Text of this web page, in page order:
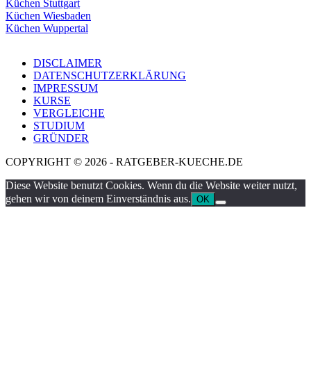
Küchen Stuttgart
Küchen Wiesbaden
Küchen Wuppertal
DISCLAIMER
DATENSCHUTZERKLÄRUNG
IMPRESSUM
KURSE
VERGLEICHE
STUDIUM
GRÜNDER
COPYRIGHT © 2026 - RATGEBER-KUECHE.DE
Diese Website benutzt Cookies. Wenn du die Website weiter nutzt,
gehen wir von deinem Einverständnis aus. OK